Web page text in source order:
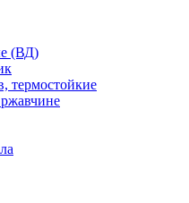
(ВД)
термостойкие